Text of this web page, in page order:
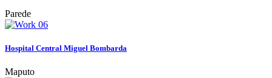
Parede
Hospital Central Miguel Bombarda
Maputo